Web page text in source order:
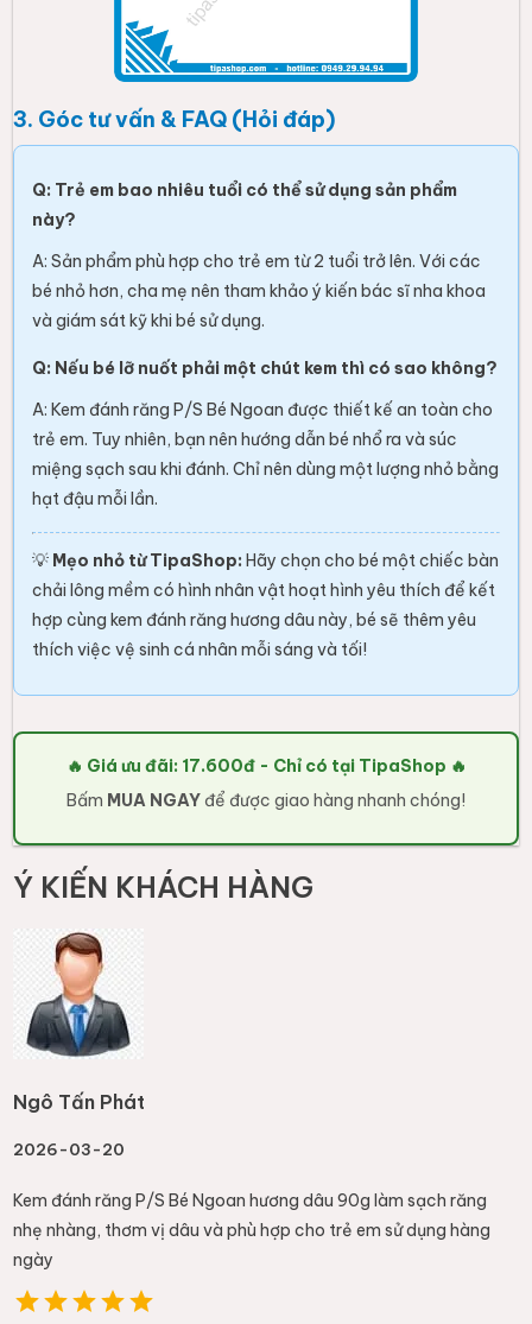
3. Góc tư vấn & FAQ (Hỏi đáp)
Q: Trẻ em bao nhiêu tuổi có thể sử dụng sản phẩm
này?
A: Sản phẩm phù hợp cho trẻ em từ 2 tuổi trở lên. Với các
bé nhỏ hơn, cha mẹ nên tham khảo ý kiến bác sĩ nha khoa
và giám sát kỹ khi bé sử dụng.
Q: Nếu bé lỡ nuốt phải một chút kem thì có sao không?
A: Kem đánh răng P/S Bé Ngoan được thiết kế an toàn cho
trẻ em. Tuy nhiên, bạn nên hướng dẫn bé nhổ ra và súc
miệng sạch sau khi đánh. Chỉ nên dùng một lượng nhỏ bằng
hạt đậu mỗi lần.
💡 Mẹo nhỏ từ TipaShop: Hãy chọn cho bé một chiếc bàn
chải lông mềm có hình nhân vật hoạt hình yêu thích để kết
hợp cùng kem đánh răng hương dâu này, bé sẽ thêm yêu
thích việc vệ sinh cá nhân mỗi sáng và tối!
🔥 Giá ưu đãi: 17.600đ - Chỉ có tại TipaShop 🔥
Bấm MUA NGAY để được giao hàng nhanh chóng!
Ý KIẾN KHÁCH HÀNG
Ngô Tấn Phát
2026-03-20
Kem đánh răng P/S Bé Ngoan hương dâu 90g làm sạch răng
nhẹ nhàng, thơm vị dâu và phù hợp cho trẻ em sử dụng hàng
ngày